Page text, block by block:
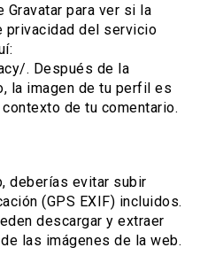
para ver si la
privacidad del servicio
. Después de la
la imagen de tu perfil es
de tu comentario.
deberías evitar subir
(GPS EXIF) incluidos.
descargar y extraer
las imágenes de la web.